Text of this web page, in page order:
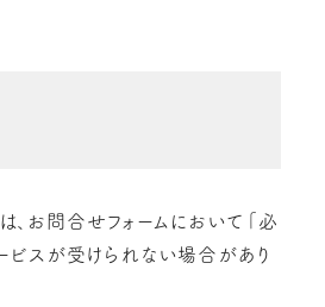
お問合せフォームにおいて「必
ビスが受けられない場合があり